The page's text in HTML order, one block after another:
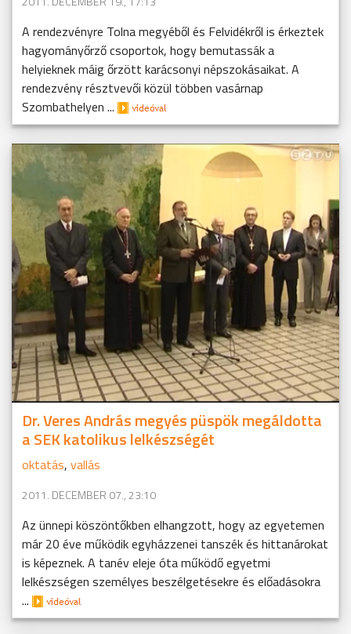
A rendezvényre Tolna megyéből és Felvidékről is érkeztek
hagyományőrző csoportok, hogy bemutassák a
helyieknek máig őrzött karácsonyi népszokásaikat. A
rendezvény résztvevői közül többen vasárnap
Szombathelyen ...
Dr. Veres András megyés püspök megáldotta
a SEK katolikus lelkészségét
oktatás, vallás
2011. DECEMBER 07., 23:10
Az ünnepi köszöntőkben elhangzott, hogy az egyetemen
már 20 éve működik egyházzenei tanszék és hittanárokat
is képeznek. A tanév eleje óta működő egyetmi
lelkészségen személyes beszélgetésekre és előadásokra
...